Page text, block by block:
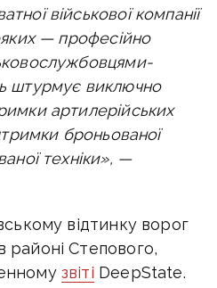
військової компанії
— професійно
штурмує виключно
артилерійських
броньованої
техніки», —
відтинку ворог
Степового,
звіті DeepState.